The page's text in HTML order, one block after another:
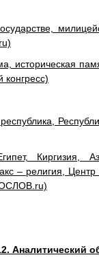
историческая
конгресс)
Киргизия,
– религия,
Аналитический